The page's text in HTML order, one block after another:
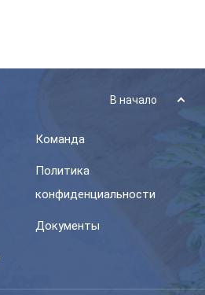
В начало
Команда
Политика
конфиденциальности
Документы